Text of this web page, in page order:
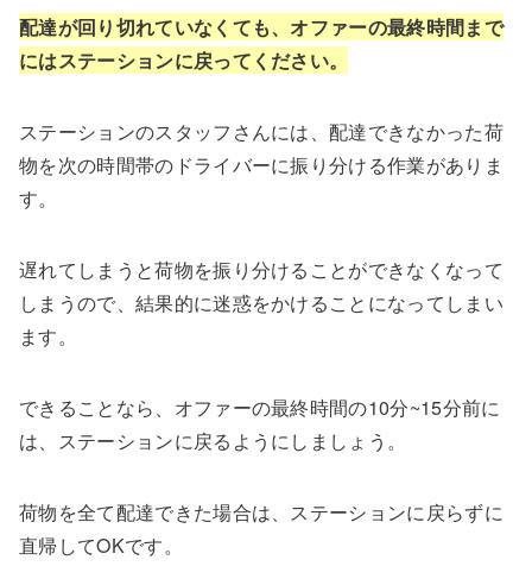
配達が回り切れていなくても、オファーの最終時間まで
にはステーションに戻ってください。
ステーションのスタッフさんには、配達できなかった荷
物を次の時間帯のドライバーに振り分ける作業がありま
す。
遅れてしまうと荷物を振り分けることができなくなって
しまうので、結果的に迷惑をかけることになってしまい
ます。
できることなら、オファーの最終時間の10分~15分前に
は、ステーションに戻るようにしましょう。
荷物を全て配達できた場合は、ステーションに戻らずに
直帰してOKです。